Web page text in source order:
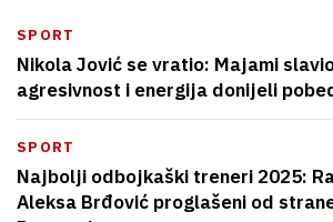
SPORT
Nikola Jović se vratio: Majami
agresivnost i energija donijeli
SPORT
Najbolji odbojkaški treneri 2025:
Aleksa Brđović proglašeni od